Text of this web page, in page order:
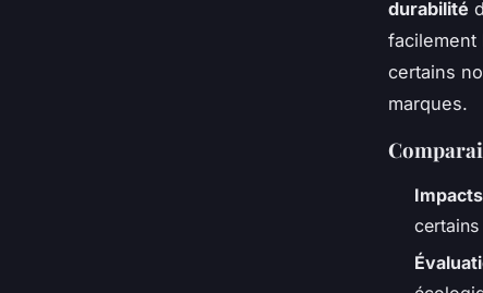
durabilité
facilement
certains
marques.